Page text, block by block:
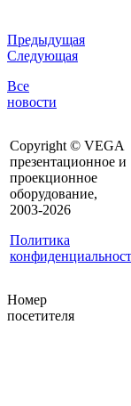
Предыдущая
Следующая
Все
новости
Copyright © VEGA
презентационное и
проекционное
оборудование,
2003-2026
Политика
Номер
посетителя